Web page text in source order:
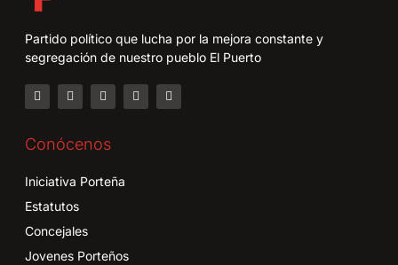
Partido político que lucha por la mejora constante y
segregación de nuestro pueblo El Puerto
Conócenos
Iniciativa Porteña
Estatutos
Concejales
Jovenes Porteños